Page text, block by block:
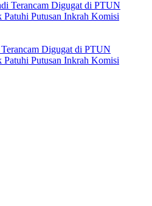
Digugat di PTUN
Putusan Inkrah Komisi